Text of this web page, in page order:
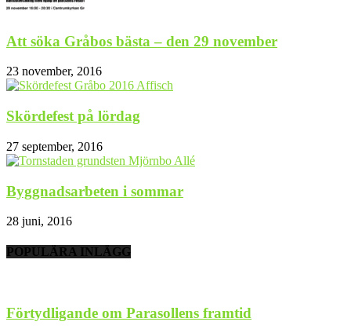
Att söka Gråbos bästa – den 29 november
23 november, 2016
Skördefest på lördag
27 september, 2016
Byggnadsarbeten i sommar
28 juni, 2016
POPULÄRA INLÄGG
Förtydligande om Parasollens framtid